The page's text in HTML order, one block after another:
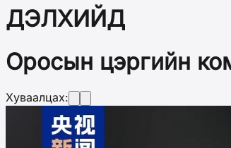
ДЭЛХИЙД
Оросын цэргийн
Хуваалцах: